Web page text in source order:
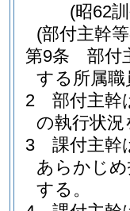
(昭62
(部付主幹
第9条
部付
する所属
2
部付主幹
の執行状
3
課付主幹
あらかじ
する。